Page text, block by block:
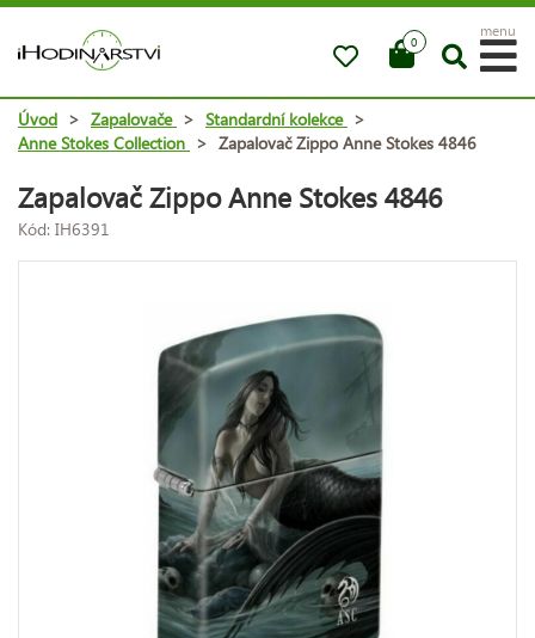
0
menu
Úvod > Zapalovače > Standardní kolekce >
Anne Stokes Collection > Zapalovač Zippo Anne Stokes 4846
Zapalovač Zippo Anne Stokes 4846
Kód: IH6391